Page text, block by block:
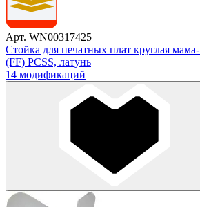
Арт. WN00317425
Стойка для печатных плат круглая
(FF) PCSS, латунь
14 модификаций